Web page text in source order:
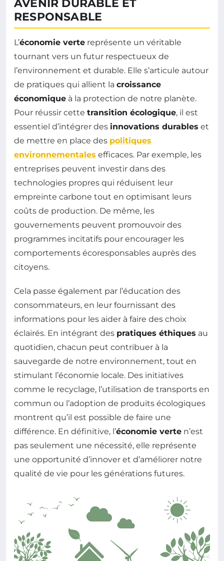
AVENIR DURABLE ET
RESPONSABLE
L’économie verte représente un véritable
tournant vers un futur respectueux de
l’environnement et durable. Elle s’articule autour
de pratiques qui allient la croissance
économique à la protection de notre planète.
Pour réussir cette transition écologique, il est
essentiel d’intégrer des innovations durables et
de mettre en place des politiques
environnementales efficaces. Par exemple, les
entreprises peuvent investir dans des
technologies propres qui réduisent leur
empreinte carbone tout en optimisant leurs
coûts de production. De même, les
gouvernements peuvent promouvoir des
programmes incitatifs pour encourager les
comportements écoresponsables auprès des
citoyens.
Cela passe également par l’éducation des
consommateurs, en leur fournissant des
informations pour les aider à faire des choix
éclairés. En intégrant des pratiques éthiques au
quotidien, chacun peut contribuer à la
sauvegarde de notre environnement, tout en
stimulant l’économie locale. Des initiatives
comme le recyclage, l’utilisation de transports en
commun ou l’adoption de produits écologiques
montrent qu’il est possible de faire une
différence. En définitive, l’économie verte n’est
pas seulement une nécessité, elle représente
une opportunité d’innover et d’améliorer notre
qualité de vie pour les générations futures.